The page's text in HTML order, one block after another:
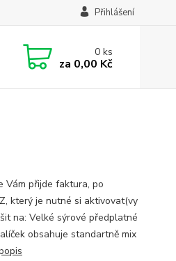
Přihlášení
0ks
za 0,00 Kč
Vám přijde faktura, po
který je nutné si aktivovat(vy
na: Velké sýrové předplatné
obsahuje standartně mix